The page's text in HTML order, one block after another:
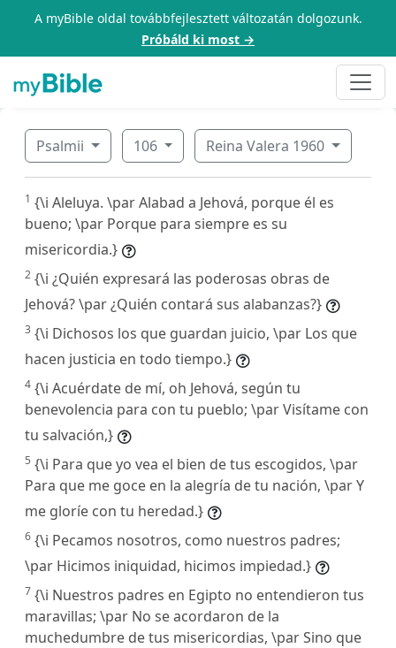
A myBible oldal továbbfejlesztett változatán dolgozunk.
Próbáld ki most →
Psalmii 106 Reina Valera 1960
1 {\i Aleluya. \par Alabad a Jehová, porque él es
bueno; \par Porque para siempre es su
misericordia.}
2 {\i ¿Quién expresará las poderosas obras de
Jehová? \par ¿Quién contará sus alabanzas?}
3 {\i Dichosos los que guardan juicio, \par Los que
hacen justicia en todo tiempo.}
4 {\i Acuérdate de mí, oh Jehová, según tu
benevolencia para con tu pueblo; \par Visítame con
tu salvación,}
5 {\i Para que yo vea el bien de tus escogidos, \par
Para que me goce en la alegría de tu nación, \par Y
me gloríe con tu heredad.}
6 {\i Pecamos nosotros, como nuestros padres;
\par Hicimos iniquidad, hicimos impiedad.}
7 {\i Nuestros padres en Egipto no entendieron tus
maravillas; \par No se acordaron de la
muchedumbre de tus misericordias, \par Sino que